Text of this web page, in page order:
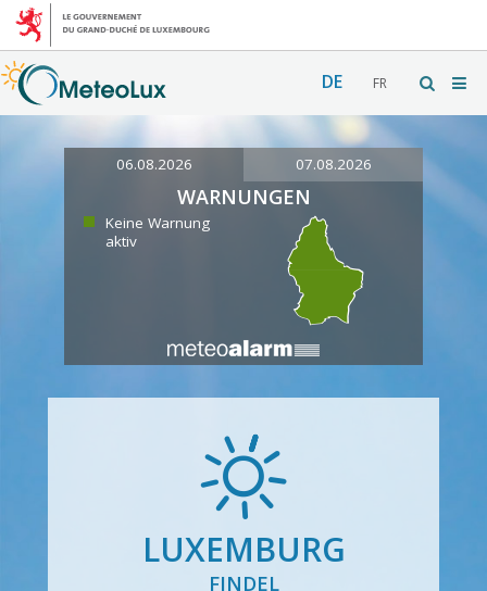
DE FR
06.08.2026 07.08.2026
WARNUNGEN
Keine Warnung
aktiv
LUXEMBURG
FINDEL